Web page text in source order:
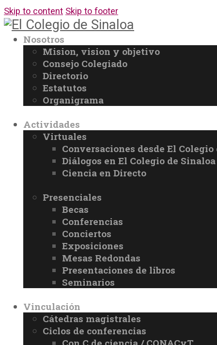
Skip to content Skip to footer
Nosotros
Mision, vision y objetivo
Consejo Colegiado
Directorio
Estatutos
Organigrama
Actividades
Virtuales
Conversaciones desde El
Diálogos en El Colegio de Sinaloa
Ciencia en Directo
Presenciales
Becas
Conferencias
Conciertos
Exposiciones
Mesas Redondas
Presentaciones de libros
Seminarios
Vinculación
Cátedras magistrales
Ciclos de conferencias